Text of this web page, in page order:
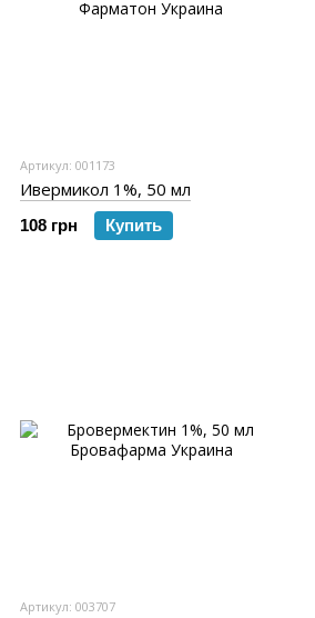
Артикул: 001173
Ивермикол 1%, 50 мл
108 грн Купить
Артикул: 003707